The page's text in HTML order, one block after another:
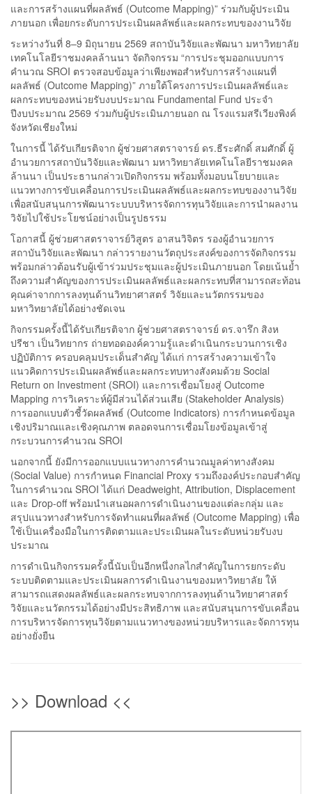
และการสร้างแผนที่ผลลัพธ์ (Outcome Mapping)” ร่วมกับผู้ประเมิน
ภายนอก เพื่อยกระดับการประเมินผลลัพธ์และผลกระทบของงานวิจัย
ระหว่างวันที่ 8–9 มิถุนายน 2569 สถาบันวิจัยและพัฒนา มหาวิทยาลัย
เทคโนโลยีราชมงคลล้านนา จัดกิจกรรม “การประชุมออกแบบการ
คำนวณ SROI ตรวจสอบข้อมูลว่าเพียงพอสำหรับการสร้างแผนที่
ผลลัพธ์ (Outcome Mapping)” ภายใต้โครงการประเมินผลลัพธ์และ
ผลกระทบของหน่วยรับงบประมาณ Fundamental Fund ประจำ
ปีงบประมาณ 2569 ร่วมกับผู้ประเมินภายนอก ณ โรงแรมสรีเวียงพิงค์
จังหวัดเชียงใหม่
ในการนี้ ได้รับเกียรติจาก ผู้ช่วยศาสตราจารย์ ดร.ธีระศักดิ์ สมศักดิ์ ผู้
อำนวยการสถาบันวิจัยและพัฒนา มหาวิทยาลัยเทคโนโลยีราชมงคล
ล้านนา เป็นประธานกล่าวเปิดกิจกรรม พร้อมทั้งมอบนโยบายและ
แนวทางการขับเคลื่อนการประเมินผลลัพธ์และผลกระทบของงานวิจัย
เพื่อสนับสนุนการพัฒนาระบบบริหารจัดการทุนวิจัยและการนำผลงาน
วิจัยไปใช้ประโยชน์อย่างเป็นรูปธรรม
โอกาสนี้ ผู้ช่วยศาสตราจารย์วิสูตร อาสนวิจิตร รองผู้อำนวยการ
สถาบันวิจัยและพัฒนา กล่าวรายงานวัตถุประสงค์ของการจัดกิจกรรม
พร้อมกล่าวต้อนรับผู้เข้าร่วมประชุมและผู้ประเมินภายนอก โดยเน้นย้ำ
ถึงความสำคัญของการประเมินผลลัพธ์และผลกระทบที่สามารถสะท้อน
คุณค่าจากการลงทุนด้านวิทยาศาสตร์ วิจัยและนวัตกรรมของ
มหาวิทยาลัยได้อย่างชัดเจน
กิจกรรมครั้งนี้ได้รับเกียรติจาก ผู้ช่วยศาสตราจารย์ ดร.จารึก สิงห
ปรีชา เป็นวิทยากร ถ่ายทอดองค์ความรู้และดำเนินกระบวนการเชิง
ปฏิบัติการ ครอบคลุมประเด็นสำคัญ ได้แก่ การสร้างความเข้าใจ
แนวคิดการประเมินผลลัพธ์และผลกระทบทางสังคมด้วย Social
Return on Investment (SROI) และการเชื่อมโยงสู่ Outcome
Mapping การวิเคราะห์ผู้มีส่วนได้ส่วนเสีย (Stakeholder Analysis)
การออกแบบตัวชี้วัดผลลัพธ์ (Outcome Indicators) การกำหนดข้อมูล
เชิงปริมาณและเชิงคุณภาพ ตลอดจนการเชื่อมโยงข้อมูลเข้าสู่
กระบวนการคำนวณ SROI
นอกจากนี้ ยังมีการออกแบบแนวทางการคำนวณมูลค่าทางสังคม
(Social Value) การกำหนด Financial Proxy รวมถึงองค์ประกอบสำคัญ
ในการคำนวณ SROI ได้แก่ Deadweight, Attribution, Displacement
และ Drop-off พร้อมนำเสนอผลการดำเนินงานของแต่ละกลุ่ม และ
สรุปแนวทางสำหรับการจัดทำแผนที่ผลลัพธ์ (Outcome Mapping) เพื่อ
ใช้เป็นเครื่องมือในการติดตามและประเมินผลในระดับหน่วยรับงบ
ประมาณ
การดำเนินกิจกรรมครั้งนี้นับเป็นอีกหนึ่งกลไกสำคัญในการยกระดับ
ระบบติดตามและประเมินผลการดำเนินงานของมหาวิทยาลัย ให้
สามารถแสดงผลลัพธ์และผลกระทบจากการลงทุนด้านวิทยาศาสตร์
วิจัยและนวัตกรรมได้อย่างมีประสิทธิภาพ และสนับสนุนการขับเคลื่อน
การบริหารจัดการทุนวิจัยตามแนวทางของหน่วยบริหารและจัดการทุน
อย่างยั่งยืน
>> Download <<